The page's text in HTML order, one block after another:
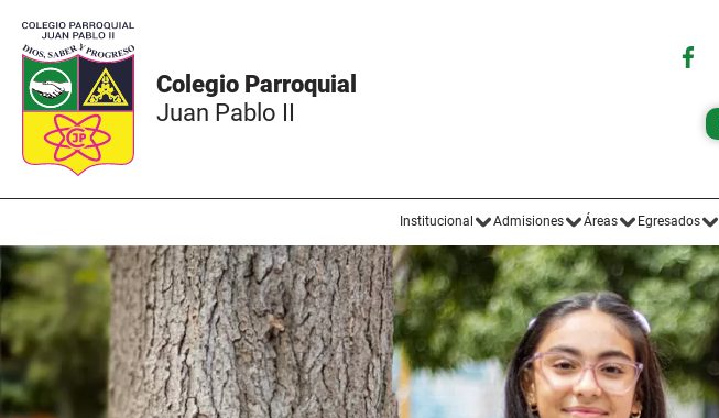
Colegio Parroquial
Juan Pablo II
Institucional Admisiones Áreas Egresados